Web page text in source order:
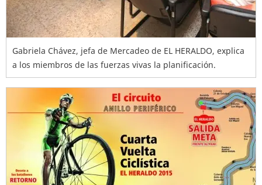
Gabriela Chávez, jefa de Mercadeo de EL HERALDO, explica
a los miembros de las fuerzas vivas la planificación.